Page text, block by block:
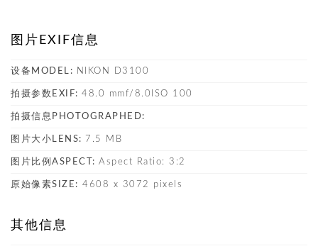
图片EXIF信息
设备MODEL: NIKON D3100
拍摄参数EXIF: 48.0 mmf/8.0ISO 100
拍摄信息PHOTOGRAPHED:
图片大小LENS: 7.5 MB
图片比例ASPECT: Aspect Ratio: 3:2
原始像素SIZE: 4608 x 3072 pixels
其他信息